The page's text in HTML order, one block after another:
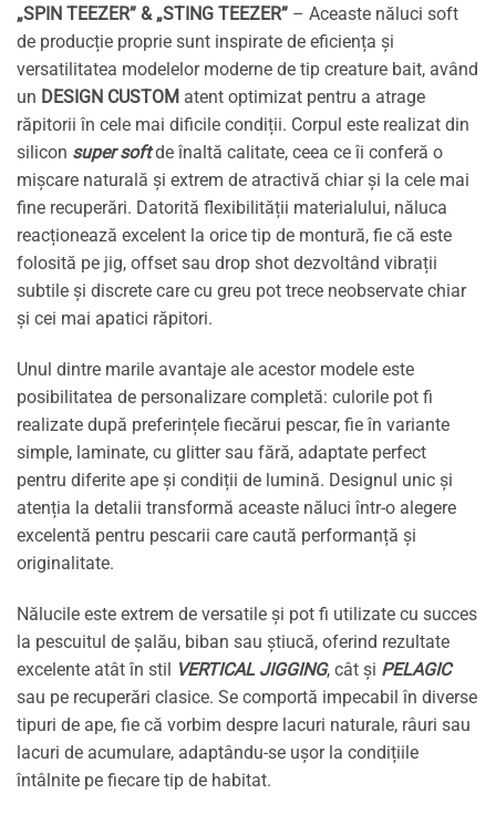
„SPIN TEEZER” & „STING TEEZER” – Aceaste năluci soft
de producție proprie sunt inspirate de eficiența și
versatilitatea modelelor moderne de tip creature bait, având
un DESIGN CUSTOM atent optimizat pentru a atrage
răpitorii în cele mai dificile condiții. Corpul este realizat din
silicon super softde înaltă calitate, ceea ce îi conferă o
mișcare naturală și extrem de atractivă chiar și la cele mai
fine recuperări. Datorită flexibilității materialului, năluca
reacționează excelent la orice tip de montură, fie că este
folosită pe jig, offset sau drop shot dezvoltând vibrații
subtile și discrete care cu greu pot trece neobservate chiar
și cei mai apatici răpitori.
Unul dintre marile avantaje ale acestor modele este
posibilitatea de personalizare completă: culorile pot fi
realizate după preferințele fiecărui pescar, fie în variante
simple, laminate, cu glitter sau fără, adaptate perfect
pentru diferite ape și condiții de lumină. Designul unic și
atenția la detalii transformă aceaste năluci într-o alegere
excelentă pentru pescarii care caută performanță și
originalitate.
Nălucile este extrem de versatile și pot fi utilizate cu succes
la pescuitul de șalău, biban sau știucă, oferind rezultate
excelente atât în stil VERTICAL JIGGING, cât și PELAGIC
sau pe recuperări clasice. Se comportă impecabil în diverse
tipuri de ape, fie că vorbim despre lacuri naturale, râuri sau
lacuri de acumulare, adaptându-se ușor la condițiile
întâlnite pe fiecare tip de habitat.